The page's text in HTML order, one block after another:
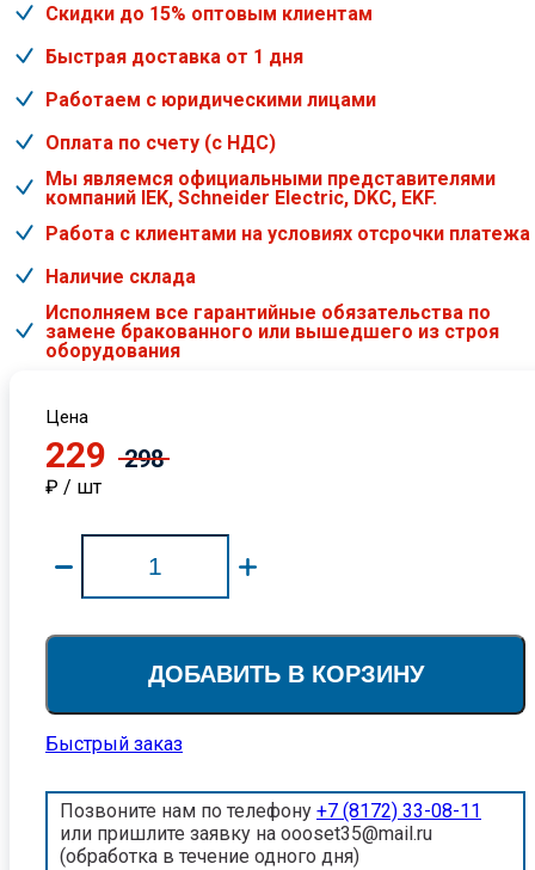
Скидки до 15% оптовым клиентам
Быстрая доставка от 1 дня
Работаем с юридическими лицами
Оплата по счету (с НДС)
Мы являемся официальными представителями
компаний IEK, Schneider Electric, DKC, EKF.
Работа с клиентами на условиях отсрочки платежа
Наличие склада
Исполняем все гарантийные обязательства по
замене бракованного или вышедшего из строя
оборудования
Цена
229 298
₽ / шт
ДОБАВИТЬ В КОРЗИНУ
Быстрый заказ
Позвоните нам по телефону +7 (8172) 33-08-11
или пришлите заявку на oooset35@mail.ru
(обработка в течение одного дня)